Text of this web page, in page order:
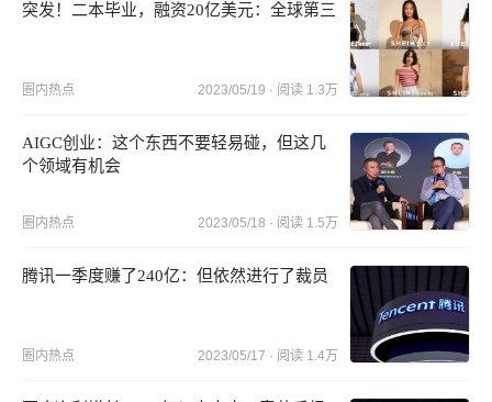
突发！二本毕业，融资20亿美元：全球第三
圈内热点 2023/05/19 · 阅读 1.3万
AIGC创业：这个东西不要轻易碰，但这几
个领域有机会
圈内热点 2023/05/18 · 阅读 1.5万
腾讯一季度赚了240亿：但依然进行了裁员
圈内热点 2023/05/17 · 阅读 1.4万